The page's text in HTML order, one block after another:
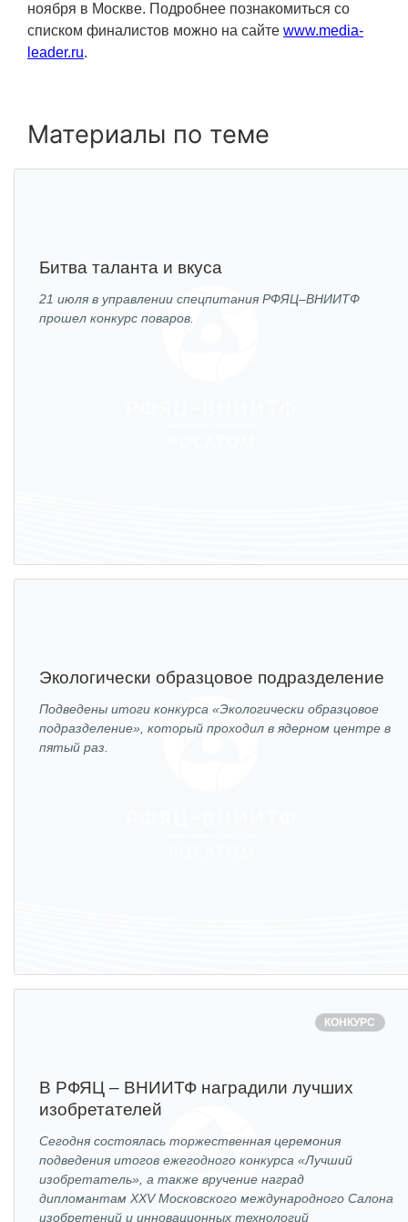
Технологии водородной энергетики
Цифровые продукты
Услуги
СОЦИАЛЬНАЯ ОТВЕТСТВЕННОСТЬ
Охрана окружающей среды
Территория здоровья
Новости ВНИИТФ
Новости отрасли
Книги
ПОСЕЩЕНИЕ ЗАТО
ВЫСТАВКИ
ноября в Москве. Подробнее познакомиться со
списком финалистов можно на сайте www.media-
leader.ru.
Материалы по теме
Битва таланта и вкуса
21 июля в управлении спецпитания РФЯЦ–ВНИИТФ
прошел конкурс поваров.
Экологически образцовое подразделение
Подведены итоги конкурса «Экологически образцовое
подразделение», который проходил в ядерном центре в
пятый раз.
КОНКУРС
В РФЯЦ – ВНИИТФ наградили лучших
изобретателей
Сегодня состоялась торжественная церемония
подведения итогов ежегодного конкурса «Лучший
изобретатель», а также вручение наград
дипломантам XXV Московского международного Салона
изобретений и инновационных технологий